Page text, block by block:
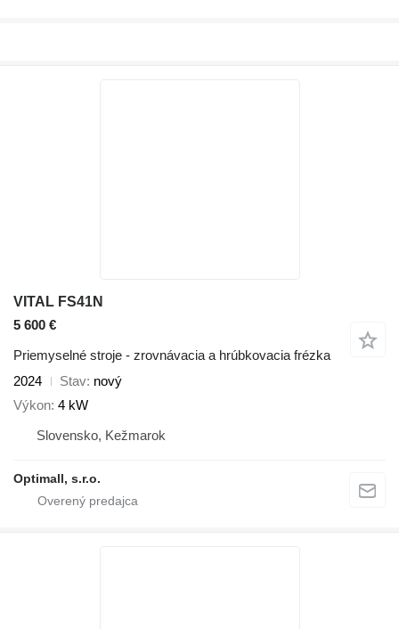
VITAL FS41N
5 600 €
Priemyselné stroje - zrovnávacia a hrúbkovacia frézka
2024
Stav nový
Výkon 4 kW
Slovensko, Kežmarok
Optimall, s.r.o.